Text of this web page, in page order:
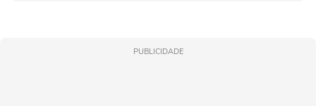
PUBLICIDADE